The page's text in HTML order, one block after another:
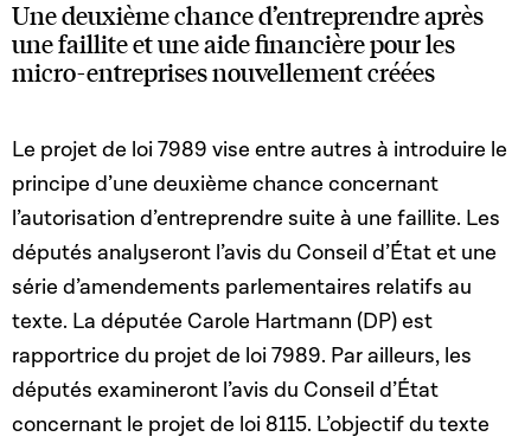
Une deuxième chance d’entreprendre après
une faillite et une aide financière pour les
micro-entreprises nouvellement créées
Le projet de loi 7989 vise entre autres à introduire le
principe d’une deuxième chance concernant
l’autorisation d’entreprendre suite à une faillite. Les
députés analyseront l’avis du Conseil d’État et une
série d’amendements parlementaires relatifs au
texte. La députée Carole Hartmann (DP) est
rapportrice du projet de loi 7989. Par ailleurs, les
députés examineront l’avis du Conseil d’État
concernant le projet de loi 8115. L’objectif du texte